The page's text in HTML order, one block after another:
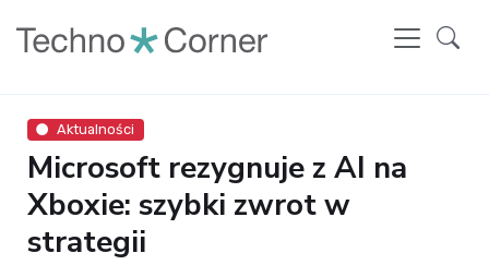
Aktualności
Microsoft rezygnuje z AI na
Xboxie: szybki zwrot w
strategii